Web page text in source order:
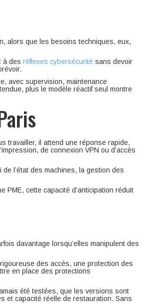
alors que les besoins techniques, eux,
à des réflexes cybersécurité sans devoir
avec supervision, maintenance
plus le modèle réactif seul montre
travailler, il attend une réponse rapide,
de connexion VPN ou d’accès
l’état des machines, la gestion des
PME, cette capacité d’anticipation réduit
davantage lorsqu’elles manipulent des
des accès, une protection des
en place des protections
été testées, que les versions sont
et capacité réelle de restauration. Sans